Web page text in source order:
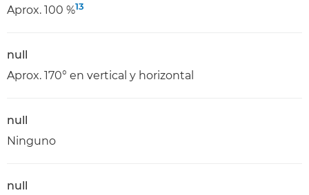
Aprox. 100 %13
null
Aprox. 170° en vertical y horizontal
null
Ninguno
null